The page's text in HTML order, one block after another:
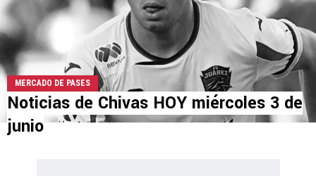
MERCADO DE PASES
Noticias de Chivas HOY miércoles 3 de
junio